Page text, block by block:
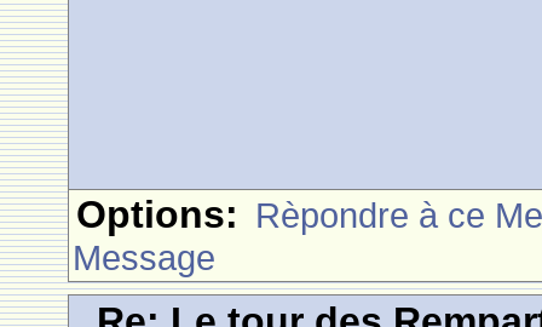
Options: Rèpondre à ce
Message